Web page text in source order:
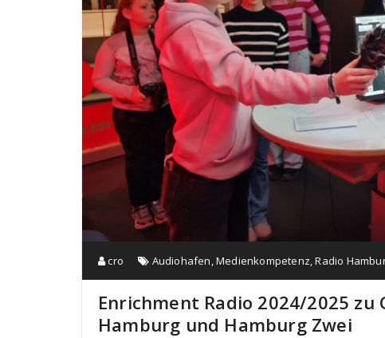
cro Audiohafen,Medienkompetenz,Radio
Enrichment Radio 2024/2025
Hamburg und Hamburg Zwei